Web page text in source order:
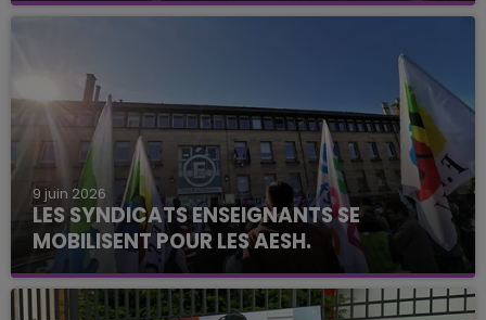
9 juin 2026
LES SYNDICATS ENSEIGNANTS SE
MOBILISENT POUR LES AESH.